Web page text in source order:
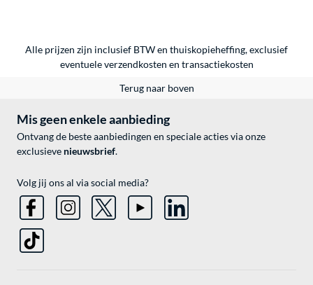
Alle prijzen zijn inclusief BTW en thuiskopieheffing, exclusief
eventueleverzendkosten en transactiekosten
Terug naar boven
Mis geen enkele aanbieding
Ontvang de beste aanbiedingen en speciale acties via onze
exclusieve nieuwsbrief.
Volg jij ons al via social media?